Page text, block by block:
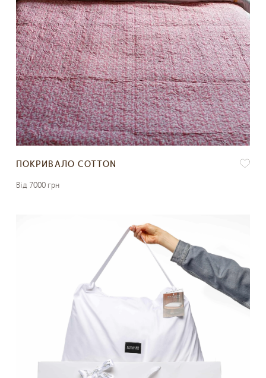
ПОКРИВАЛО COTTON
Вiд 7000 грн